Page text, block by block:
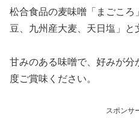
松合食品の麦味噌「まごころ
豆、九州産大麦、天日塩」と
甘みのある味噌で、好みが
度ご賞味ください。
スポンサ